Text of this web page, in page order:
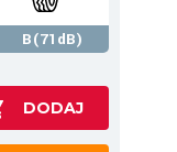
B(71dB)